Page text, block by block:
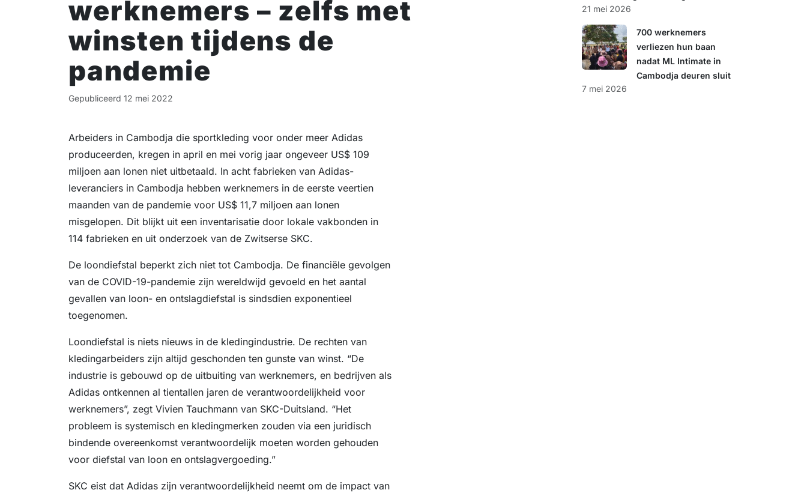
werknemers – zelfs met
winsten tijdens de
pandemie
Gepubliceerd 12 mei 2022
Arbeiders in Cambodja die sportkleding voor onder meer Adidas
produceerden, kregen in april en mei vorig jaar ongeveer US$ 109
miljoen aan lonen niet uitbetaald. In acht fabrieken van Adidas-
leveranciers in Cambodja hebben werknemers in de eerste veertien
maanden van de pandemie voor US$ 11,7 miljoen aan lonen
misgelopen. Dit blijkt uit een inventarisatie door lokale vakbonden in
114 fabrieken en uit onderzoek van de Zwitserse SKC.
De loondiefstal beperkt zich niet tot Cambodja. De financiële gevolgen
van de COVID-19-pandemie zijn wereldwijd gevoeld en het aantal
gevallen van loon- en ontslagdiefstal is sindsdien exponentieel
toegenomen.
Loondiefstal is niets nieuws in de kledingindustrie. De rechten van
kledingarbeiders zijn altijd geschonden ten gunste van winst. “De
industrie is gebouwd op de uitbuiting van werknemers, en bedrijven als
Adidas ontkennen al tientallen jaren de verantwoordelijkheid voor
werknemers”, zegt Vivien Tauchmann van SKC-Duitsland. “Het
probleem is systemisch en kledingmerken zouden via een juridisch
bindende overeenkomst verantwoordelijk moeten worden gehouden
voor diefstal van loon en ontslagvergoeding.”
SKC eist dat Adidas zijn verantwoordelijkheid neemt om de impact van
21 mei 2026
700 werknemers
verliezen hun baan
nadat ML Intimate in
Cambodja deuren sluit
7 mei 2026